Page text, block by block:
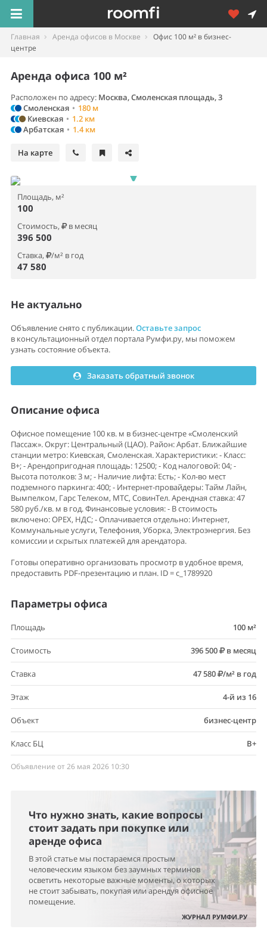
Главная Аренда офисов в Москве
Офис 100 м² в бизнес-
центре
Аренда офиса 100 м²
Расположен по адресу: Москва, Смоленская площадь, 3
Смоленская • 180 м
Киевская • 1.2 км
Арбатская • 1.4 км
На карте
Площадь, м²
100
Стоимость, в месяц
396 500
Ставка, /м² в год
47 580
Не актуально
Объявление снято с публикации.Оставьте запрос
в консультационный отдел портала Румфи.ру, мы поможем
узнать состояние объекта.
Заказать обратный звонок
Описание офиса
Офисное помещение 100 кв. м в бизнес-центре «Смоленский
Пассаж». Округ: Центральный (ЦАО). Район: Арбат. Ближайшие
станции метро: Киевская, Смоленская. Характеристики: - Класс:
B+; - Арендопригодная площадь: 12500; - Код налоговой: 04; -
Высота потолков: 3 м; - Наличие лифта: Есть; - Кол-во мест
подземного паркинга: 400; - Интернет-провайдеры: Тайм Лайн,
Вымпелком, Гарс Телеком, МТС, СовинТел. Арендная ставка: 47
580 руб./кв. м в год. Финансовые условия: - В стоимость
включено: OPEX, НДС; - Оплачивается отдельно: Интернет,
Коммунальные услуги, Телефония, Уборка, Электроэнергия. Без
комиссии и скрытых платежей для арендатора.
Готовы оперативно организовать просмотр в удобное время,
предоставить PDF-презентацию и план. ID = c_1789920
Параметры офиса
Площадь 100 м²
Стоимость 396 500 в месяц
Ставка 47 580 /м² в год
Этаж 4-й из 16
Объект бизнес-центр
Класс БЦ B+
Объявление от 26 мая 2026 10:30
Что нужно знать, какие вопросы
стоит задать при покупке или
аренде офиса
В этой статье мы постараемся простым
человеческим языком без заумных терминов
осветить некоторые важные моменты, о которых
не стоит забывать, покупая или арендуя офисное
помещение.
ЖУРНАЛ РУМФИ.РУ